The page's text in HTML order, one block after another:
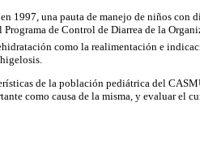
1997, una pauta de manejo de niños con
de Control de Diarrea de la
como la realimentación e
de la población pediátrica del
como causa de la misma, y evaluar el